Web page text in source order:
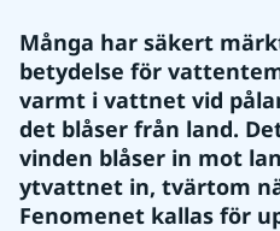
Många har säkert
betydelse för
varmt i vattnet vid
det blåser från land.
vinden blåser in mot
ytvattnet in, tvärtom
Fenomenet kallas för